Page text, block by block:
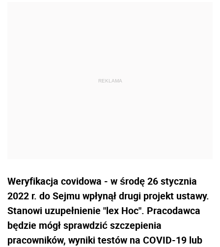
Weryfikacja covidowa - w środę 26 stycznia
2022 r. do Sejmu wpłynął drugi projekt ustawy.
Stanowi uzupełnienie "lex Hoc". Pracodawca
będzie mógł sprawdzić szczepienia
pracowników, wyniki testów na COVID-19 lub